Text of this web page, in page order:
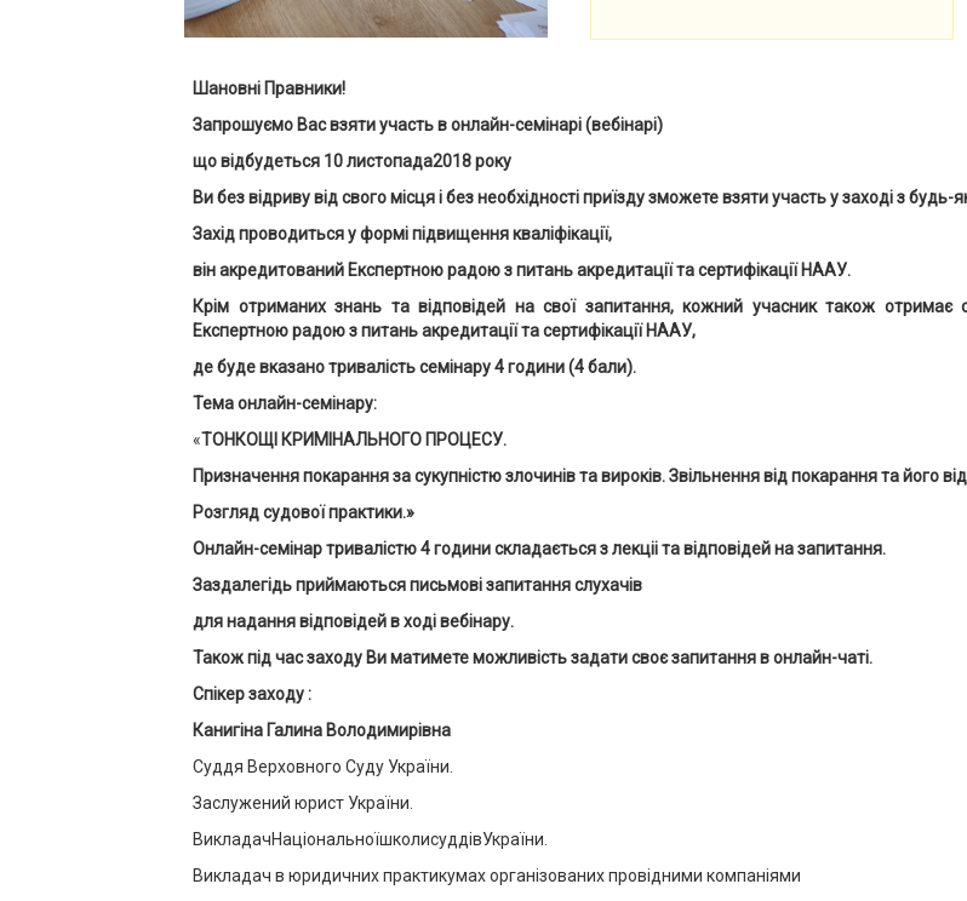
Шановні Правники!
Запрошуємо Вас взяти участь в онлайн-семінарі (вебінарі)
що відбудеться 10 листопада2018 року
Ви без відриву від свого місця і без необхідності приїзду зможете взяти участь у заході з будь-
Захід проводиться у формі підвищення кваліфікації,
він акредитований Експертною радою з питань акредитації та сертифікації НААУ.
Крім отриманих знань та відповідей на свої запитання, кожний учасник також отримає
Експертною радою з питань акредитації та сертифікації НААУ,
де буде вказано тривалість семінару 4 години (4 бали).
Тема онлайн-семінару:
«ТОНКОЩІ КРИМІНАЛЬНОГО ПРОЦЕСУ.
Призначення покарання за сукупністю злочинів та вироків. Звільнення від покарання та його
Розгляд судової практики.»
Онлайн-семінар тривалістю 4 години складається з лекціі та відповідей на запитання.
Заздалегідь приймаються письмові запитання слухачів
для надання відповідей в ході вебінару.
Також під час заходу Ви матимете можливість задати своє запитання в онлайн-чаті.
Спікер заходу :
Канигіна Галина Володимирівна
Суддя Верховного Суду України.
Заслужений юрист України.
ВикладачНаціональноїшколисуддівУкраїни.
Викладач в юридичних практикумах організованих провідними компаніями